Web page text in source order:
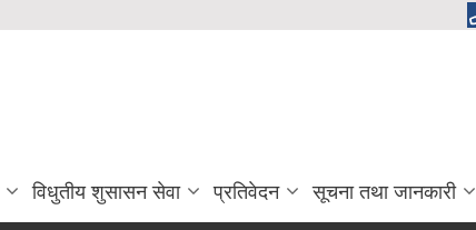
विधुतीय शुसासन सेवा प्रतिवेदन सूचना तथा जानकारी